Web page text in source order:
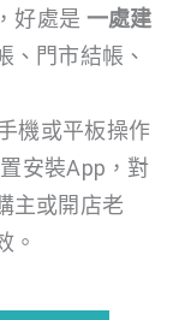
，好處是 一處建
、門市結帳、
機或平板操作
安裝App，對
主或開店老
。